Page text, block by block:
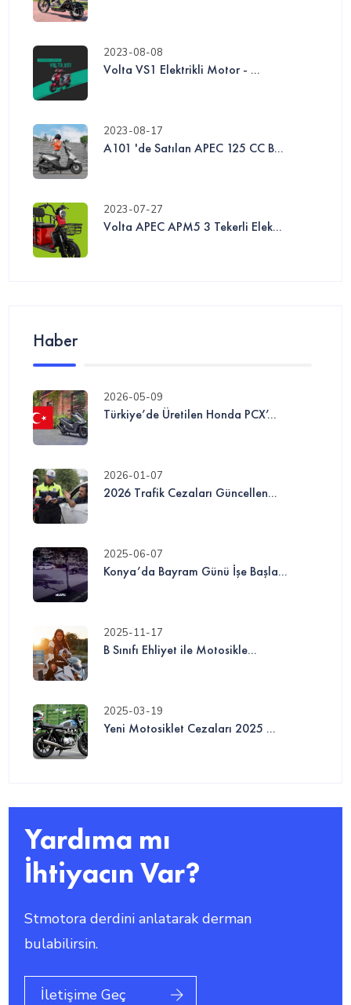
2023-08-08
Volta VS1 Elektrikli Motor - ...
2023-08-17
A101 'de Satılan APEC 125 CC B...
2023-07-27
Volta APEC APM5 3 Tekerli Elek...
Haber
2026-05-09
Türkiye’de Üretilen Honda PCX’...
2026-01-07
2026 Trafik Cezaları Güncellen...
2025-06-07
Konya’da Bayram Günü İşe Başla...
2025-11-17
B Sınıfı Ehliyet ile Motosikle...
2025-03-19
Yeni Motosiklet Cezaları 2025 ...
Yardıma mı
İhtiyacın Var?
Stmotora derdini anlatarak derman
bulabilirsin.
İletişime Geç